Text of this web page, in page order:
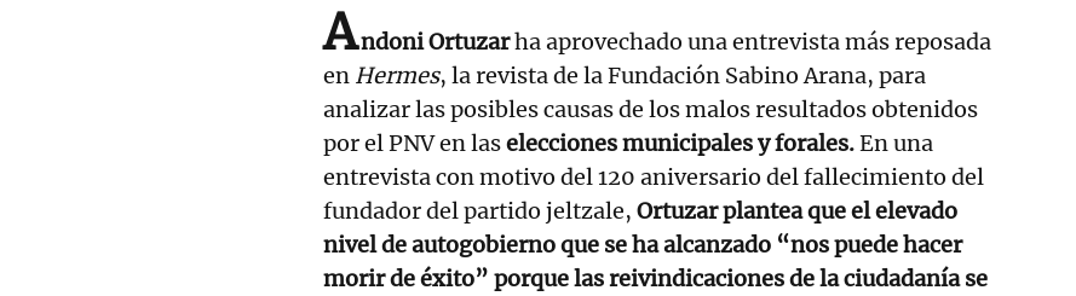
Andoni Ortuzarha aprovechado una entrevista más reposada
en Hermes, la revista de la Fundación Sabino Arana, para
analizar las posibles causas de los malos resultados obtenidos
por el PNV en laselecciones municipales y forales.En una
entrevista con motivo del 120 aniversario del fallecimiento del
fundador del partido jeltzale, Ortuzar plantea que el elevado
nivel de autogobierno que se ha alcanzado “nos puede hacer
morir de éxito” porque las reivindicaciones de la ciudadanía se